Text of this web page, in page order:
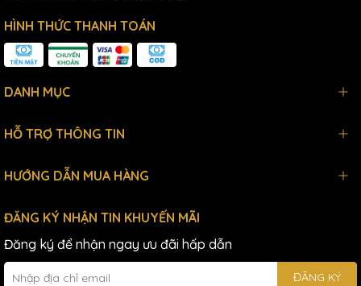
HÌNH THỨC THANH TOÁN
DANH MỤC
HỖ TRỢ THÔNG TIN
HƯỚNG DẪN MUA HÀNG
ĐĂNG KÝ NHẬN TIN KHUYẾN MÃI
Đăng ký để nhận ngay ưu đãi hấp dẫn
ĐĂNG KÝ